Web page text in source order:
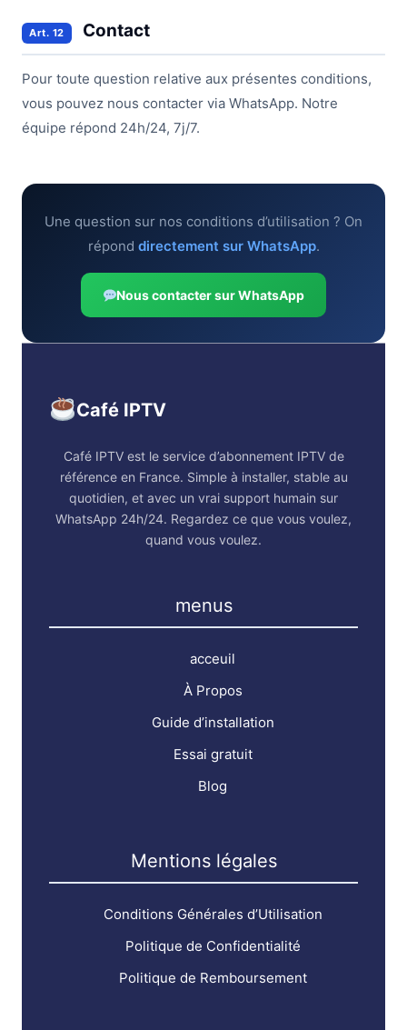
Art. 12 Contact
Pour toute question relative aux présentes conditions,
vous pouvez nous contacter via WhatsApp. Notre
équipe répond 24h/24, 7j/7.
Une question sur nos conditions d’utilisation ? On
répond directement sur WhatsApp.
Nous contacter sur WhatsApp
Café IPTV
Café IPTV est le service d’abonnement IPTV de
référence en France. Simple à installer, stable au
quotidien, et avec un vrai support humain sur
WhatsApp 24h/24. Regardez ce que vous voulez,
quand vous voulez.
menus
acceuil
À Propos
Guide d’installation
Essai gratuit
Blog
Mentions légales
Conditions Générales d’Utilisation
Politique de Confidentialité
Politique de Remboursement